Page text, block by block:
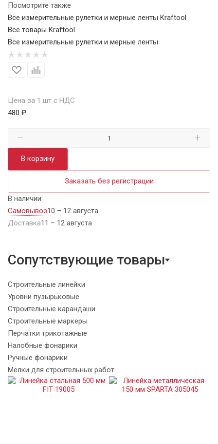
Посмотрите также
Все измерительные рулетки и мерные ленты Kraftool
Все товары Kraftool
Все измерительные рулетки и мерные ленты
Цена за 1 шт с НДС
480 ₽
В корзину
Заказать без регистрации
В наличии
Самовывоз10 – 12 августа
Доставка11 – 12 августа
Сопутствующие товары
Строительные линейки
Уровни пузырьковые
Строительные карандаши
Строительные маркеры
Перчатки трикотажные
Налобные фонарики
Ручные фонарики
Мелки для строительных работ